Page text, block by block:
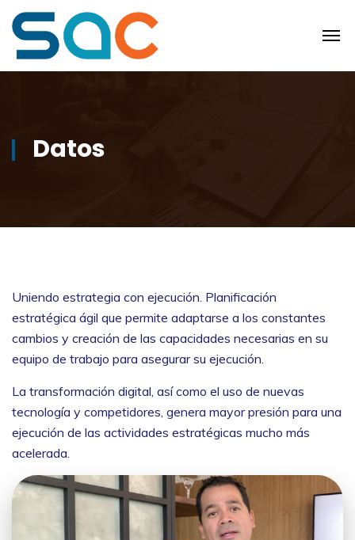
Datos
Uniendo estrategia con ejecución. Planificación
estratégica ágil que permite adaptarse a los constantes
cambios y creación de las capacidades necesarias en su
equipo de trabajo para asegurar su ejecución.
La transformación digital, así como el uso de nuevas
tecnología y competidores, genera mayor presión para una
ejecución de las actividades estratégicas mucho más
acelerada.